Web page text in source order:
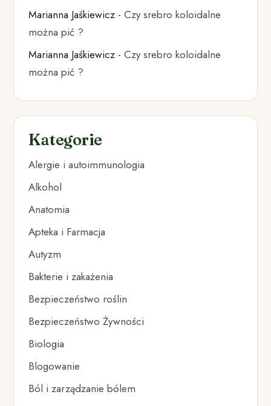
Marianna Jaśkiewicz -Czy srebro koloidalne
można pić ?
Marianna Jaśkiewicz -Czy srebro koloidalne
można pić ?
Kategorie
Alergie i autoimmunologia
Alkohol
Anatomia
Apteka i Farmacja
Autyzm
Bakterie i zakażenia
Bezpieczeństwo roślin
Bezpieczeństwo Żywności
Biologia
Blogowanie
Ból i zarządzanie bólem